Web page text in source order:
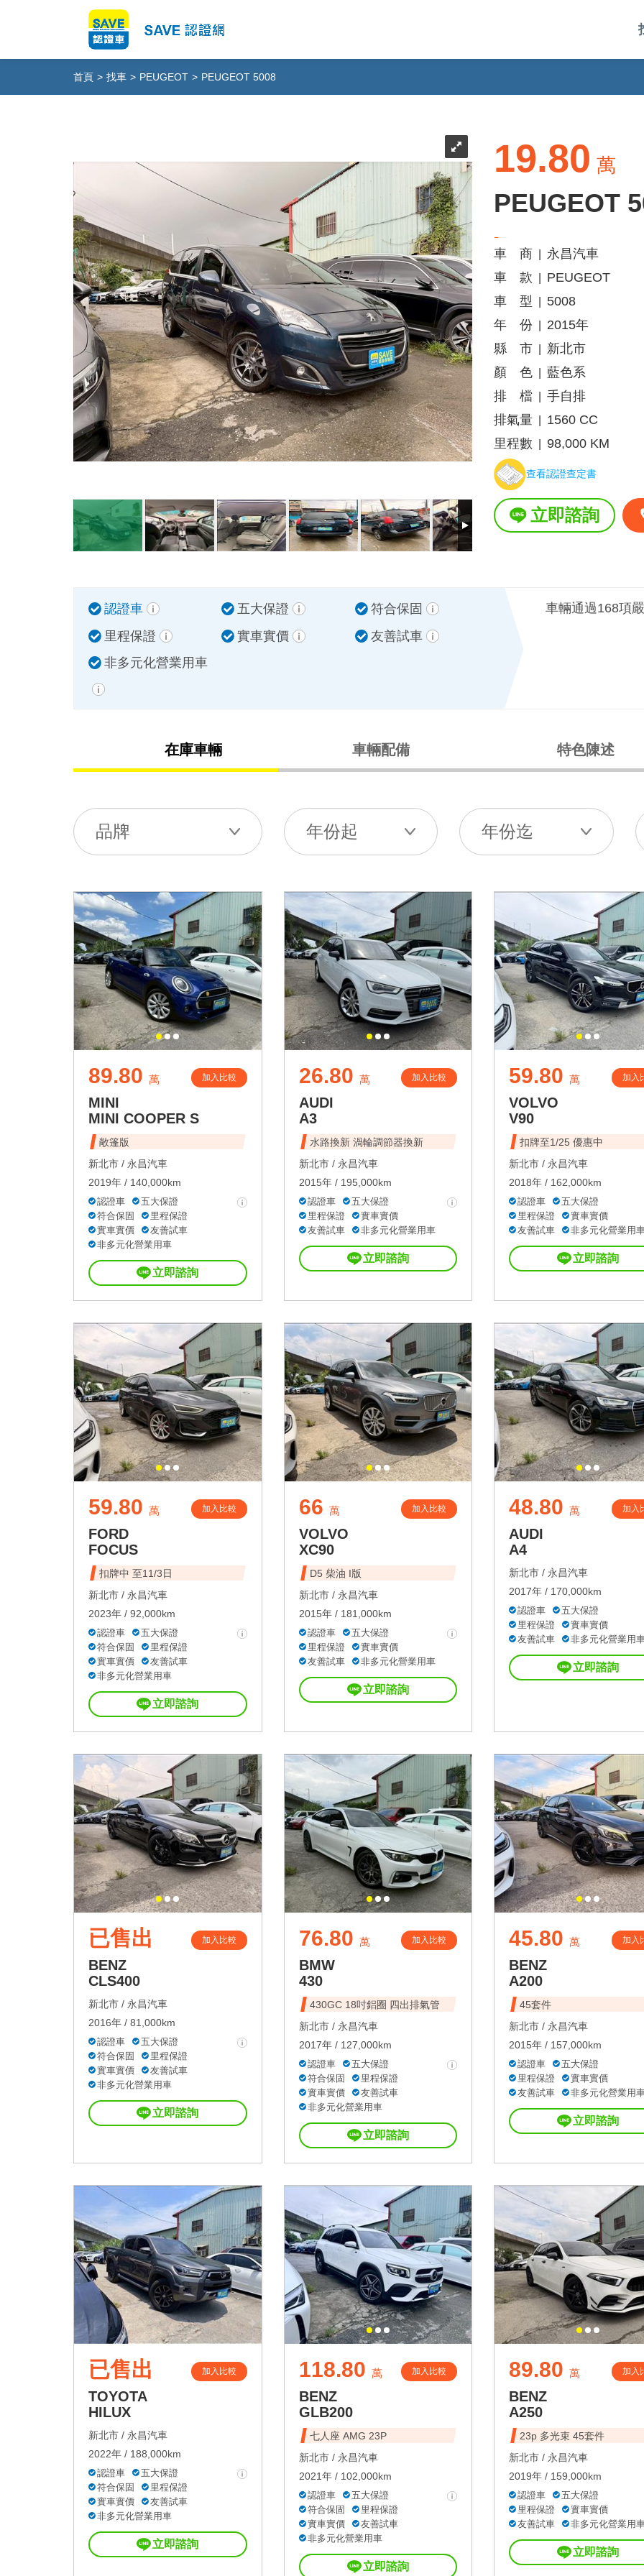
首頁 > 找車 > PEUGEOT > PEUGEOT 5008
19.80 萬
PEUGEOT
車 商
永昌汽車
車 款
PEUGEOT
車 型
5008
年 份
2015年
縣 市
新北市
顏 色
藍色系
排 檔
手自排
排氣量
1560 CC
里程數
98,000 KM
查看認證查定書
立即諮詢
認證車 五大保證
符合保固
里程保證
實車實價
友善試車
非多元化營業用車
車輛通過168項
在庫車輛 車輛配備 特色陳述
89.80 萬 加入比較
MINI
MINI COOPER S
敞篷版
新北市 / 永昌汽車
2019年 / 140,000km
認證車
五大保證
符合保固
里程保證
實車實價
友善試車
非多元化營業用車
立即諮詢
26.80 萬 加入比較
AUDI
A3
水路換新 渦輪調節器換新
新北市 / 永昌汽車
2015年 / 195,000km
認證車
五大保證
里程保證
實車實價
友善試車
非多元化營業用車
立即諮詢
59.80 萬 加入
VOLVO
V90
扣牌至1/25 優惠中
新北市 / 永昌汽車
2018年 / 162,000km
認證車
五大保證
里程保證
實車實價
友善試車
非多元化營業用
立即諮詢
59.80 萬 加入比較
FORD
FOCUS
扣牌中 至11/3日
新北市 / 永昌汽車
2023年 / 92,000km
認證車
五大保證
符合保固
里程保證
實車實價
友善試車
非多元化營業用車
立即諮詢
66 萬 加入比較
VOLVO
XC90
D5 柴油 I版
新北市 / 永昌汽車
2015年 / 181,000km
認證車
五大保證
里程保證
實車實價
友善試車
非多元化營業用車
立即諮詢
48.80 萬 加入
AUDI
A4
新北市 / 永昌汽車
2017年 / 170,000km
認證車
五大保證
里程保證
實車實價
友善試車
非多元化營業用
立即諮詢
已售出 加入比較
BENZ
CLS400
新北市 / 永昌汽車
2016年 / 81,000km
認證車
五大保證
符合保固
里程保證
實車實價
友善試車
非多元化營業用車
立即諮詢
76.80 萬 加入比較
BMW
430
430GC 18吋鋁圈 四出排氣管
新北市 / 永昌汽車
2017年 / 127,000km
認證車
五大保證
符合保固
里程保證
實車實價
友善試車
非多元化營業用車
立即諮詢
45.80 萬 加入
BENZ
A200
45套件
新北市 / 永昌汽車
2015年 / 157,000km
認證車
五大保證
里程保證
實車實價
友善試車
非多元化營業用
立即諮詢
已售出 加入比較
TOYOTA
HILUX
新北市 / 永昌汽車
2022年 / 188,000km
認證車
五大保證
符合保固
里程保證
實車實價
友善試車
非多元化營業用車
立即諮詢
118.80 萬 加入比較
BENZ
GLB200
七人座 AMG 23P
新北市 / 永昌汽車
2021年 / 102,000km
認證車
五大保證
符合保固
里程保證
實車實價
友善試車
非多元化營業用車
立即諮詢
89.80 萬 加入
BENZ
A250
23p 多光束 45套件
新北市 / 永昌汽車
2019年 / 159,000km
認證車
五大保證
里程保證
實車實價
友善試車
非多元化營業用
立即諮詢